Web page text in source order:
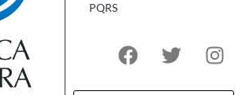
PQRS